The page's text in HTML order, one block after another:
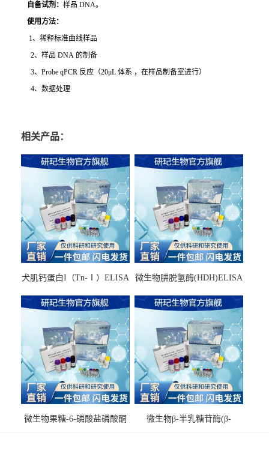
自备试剂： 样品 DNA。
使用方法：
1、稀释标准曲线样品
2、样品 DNA 的制备
3、Probe qPCR 反应（20μL 体系 ，在样品制备室进行）
4、数据处理
相关产品：
犬肌钙蛋白I（Tn-Ⅰ）ELISA
微生物肼脱氢酶(HDH)ELISA
微生物果糖-6-磷酸盐磷酸酮
微生物β-半乳糖苷酶(β-